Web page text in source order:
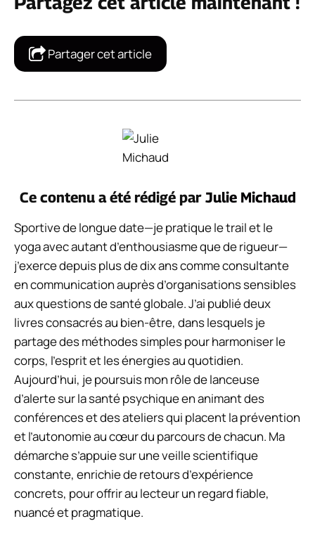
Partager cet article
Ce contenu a été rédigé par Julie Michaud
Sportive de longue date—je pratique le trail et le
yoga avec autant d’enthousiasme que de rigueur—
j’exerce depuis plus de dix ans comme consultante
en communication auprès d’organisations sensibles
aux questions de santé globale. J’ai publié deux
livres consacrés au bien-être, dans lesquels je
partage des méthodes simples pour harmoniser le
corps, l’esprit et les énergies au quotidien.
Aujourd’hui, je poursuis mon rôle de lanceuse
d’alerte sur la santé psychique en animant des
conférences et des ateliers qui placent la prévention
et l’autonomie au cœur du parcours de chacun. Ma
démarche s’appuie sur une veille scientifique
constante, enrichie de retours d’expérience
concrets, pour offrir au lecteur un regard fiable,
nuancé et pragmatique.